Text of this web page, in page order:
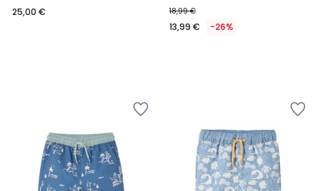
25,00 € 18,99 €
13,99 € -26%